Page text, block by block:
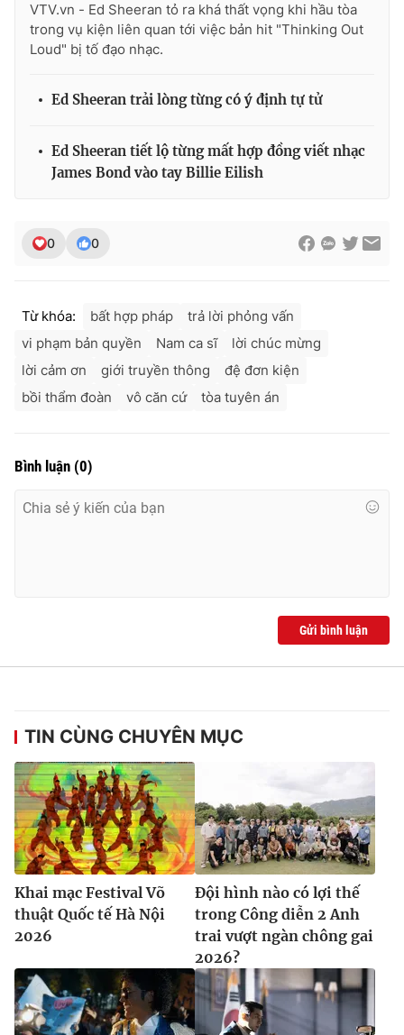
VTV.vn - Ed Sheeran tỏ ra khá thất vọng khi hầu tòa
trong vụ kiện liên quan tới việc bản hit "Thinking Out
Loud" bị tố đạo nhạc.
Ed Sheeran trải lòng từng có ý định tự tử
Ed Sheeran tiết lộ từng mất hợp đồng viết nhạc
James Bond vào tay Billie Eilish
0 0
Từ khóa: bất hợp pháp
trả lời phỏng vấn
vi phạm bản quyền
Nam ca sĩ
lời chúc mừng
lời cảm ơn
giới truyền thông
đệ đơn kiện
bồi thẩm đoàn
vô căn cứ tòa tuyên án
Bình luận (0)
Gửi bình luận
TIN CÙNG CHUYÊN MỤC
Khai mạc Festival Võ
thuật Quốc tế Hà Nội
2026
Đội hình nào có lợi thế
trong Công diễn 2 Anh
trai vượt ngàn chông gai
2026?